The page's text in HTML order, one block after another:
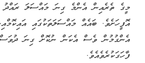
މީގެ ތެރެއިން އެންމެ ގިނަ މައްސަލަ
އޮފީހަށެވެ. ބައެއް މައްސަލަތަކުގައި
އެންގުމުން ވެސް އެކަން ނުކޮށް ގިނަ
ފާހަގަކުރެވެއެވެ.